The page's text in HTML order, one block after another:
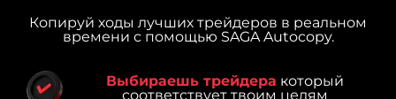
Копируй ходы лучших трейдеров в реальном
времени с помощью SAGA Autocopy.
Выбираешь трейдера который
соответствует твоим целям